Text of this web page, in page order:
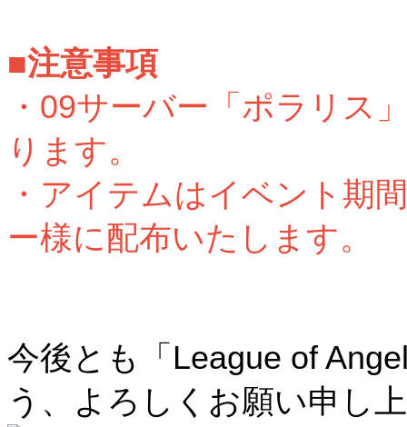
■注意事項
・09サーバー「ポラリス
ります。
・アイテムはイベント期
ー様に配布いたします。
今後とも「League of
う、よろしくお願い申し